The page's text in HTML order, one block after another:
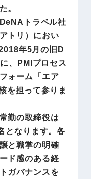
。
トラベル社
トリ）におい
年5月の旧D
、PMIプロセス
ォーム「エア
を担って参りま
勤の取締役は
となります。各
と職掌の明確
ド感のある経
ガバナンスを